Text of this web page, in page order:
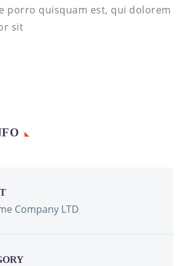
porro quisquam est, qui dolorem
sit
Company LTD